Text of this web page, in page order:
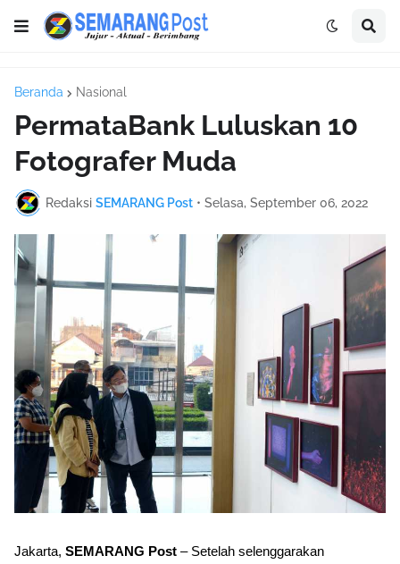
Beranda Nasional
PermataBank Luluskan 10
Fotografer Muda
Redaksi SEMARANG Post • Selasa, September 06, 2022
Jakarta, SEMARANG Post – Setelah selenggarakan